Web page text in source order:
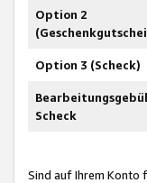
Option 2
Option 3 (Scheck)
Scheck
Sind auf Ihrem Konto